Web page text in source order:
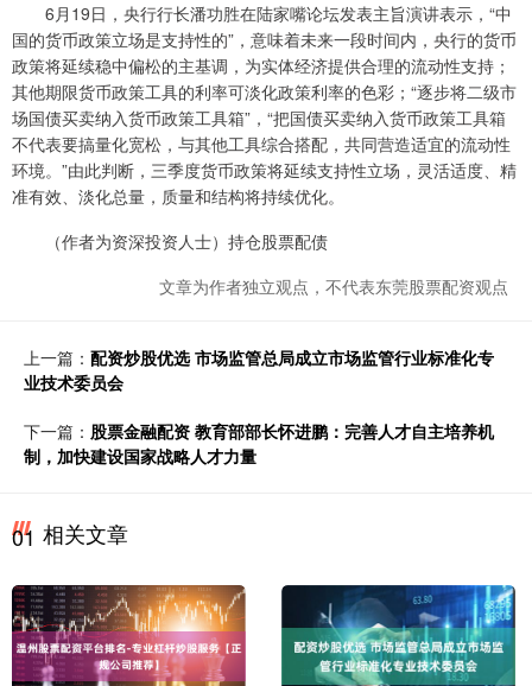
6月19日，央行行长潘功胜在陆家嘴论坛发表主旨演讲表示，“中
国的货币政策立场是支持性的”，意味着未来一段时间内，央行的货币
政策将延续稳中偏松的主基调，为实体经济提供合理的流动性支持；
其他期限货币政策工具的利率可淡化政策利率的色彩；“逐步将二级市
场国债买卖纳入货币政策工具箱”，“把国债买卖纳入货币政策工具箱
不代表要搞量化宽松，与其他工具综合搭配，共同营造适宜的流动性
环境。”由此判断，三季度货币政策将延续支持性立场，灵活适度、精
准有效、淡化总量，质量和结构将持续优化。
（作者为资深投资人士）持仓股票配债
文章为作者独立观点，不代表东莞股票配资观点
上一篇： 配资炒股优选 市场监管总局成立市场监管行业标准化专
业技术委员会
下一篇： 股票金融配资 教育部部长怀进鹏：完善人才自主培养机
制，加快建设国家战略人才力量
01 相关文章